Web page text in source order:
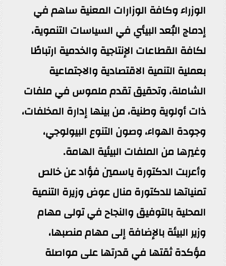
الوزراء وكافة الوزارات المعنية ساهم في
إدماج البُعد البيئي في السياسات التنموية،
لكافة القطاعات الإنتاجية والخدمية ارتباطًا
بعملية التنمية الاقتصادية والاجتماعية
الشاملة، وتحقيق تقدم ملموس في ملفات
ذات أولوية وطنية، من بينها إدارة المخلفات،
وجودة الهواء، وصون التنوع البيولوجي،
وغيرها من الملفات البيئية الهامة.
وأعربت الدكتورة ياسمين فؤاد عن خالص
تمنياتها للدكتورة منال عوض وزيرة التنمية
المحلية بالتوفيق والنجاح في تولى مهام
وزير البيئة بالإضافة إلى مهام منصبها،
مؤكدة ثقتها في قدرتها على مواصلة